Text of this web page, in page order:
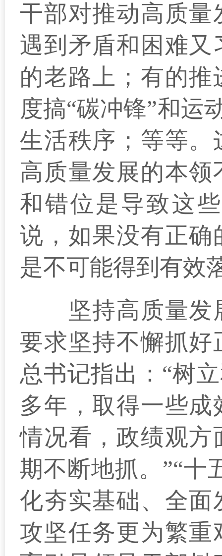
干部对推动高质
遇到矛盾和困难
的老路上；有的
度搞“碳冲锋”和运
生活秩序；等等
高质量发展的本
和错位是导致这
说，如果没有正
是不可能得到有效
坚持高质量发
要求坚持不懈抓
总书记指出：“树
多年，取得一些
情况看，政绩观
期不断地抓。”“十
化夯实基础、全
攻坚任务更为繁